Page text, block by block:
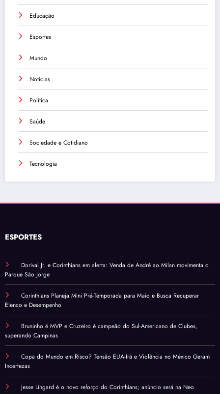
Educação
Esportes
Mundo
Notícias
Política
Saúde
Sociedade e Cotidiano
Tecnologia
ESPORTES
Dorival Jr. e Corinthians em alerta: Venda de André ao Milan movimenta o
Parque São Jorge
Corinthians Planeja Mini Pré-Temporada para Maio e Busca Recuperar
Elenco e Desempenho
Bruninho é MVP e Cruzeiro é campeão do Sul-Americano de Clubes,
superando Campinas
Copa do Mundo em Risco? Tensão EUA-Irã e Violência no México Geram
Incertezas
Jesse Lingard é o novo reforço do Corinthians; anúncio será na Neo